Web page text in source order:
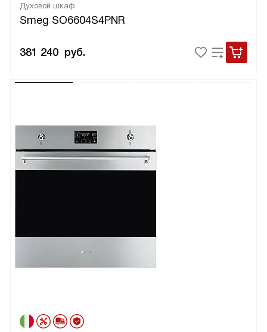
Духовой шкаф
Smeg SO6604S4PNR
381 240 руб.